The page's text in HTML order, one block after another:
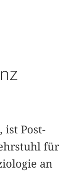
ist Post-
für
an